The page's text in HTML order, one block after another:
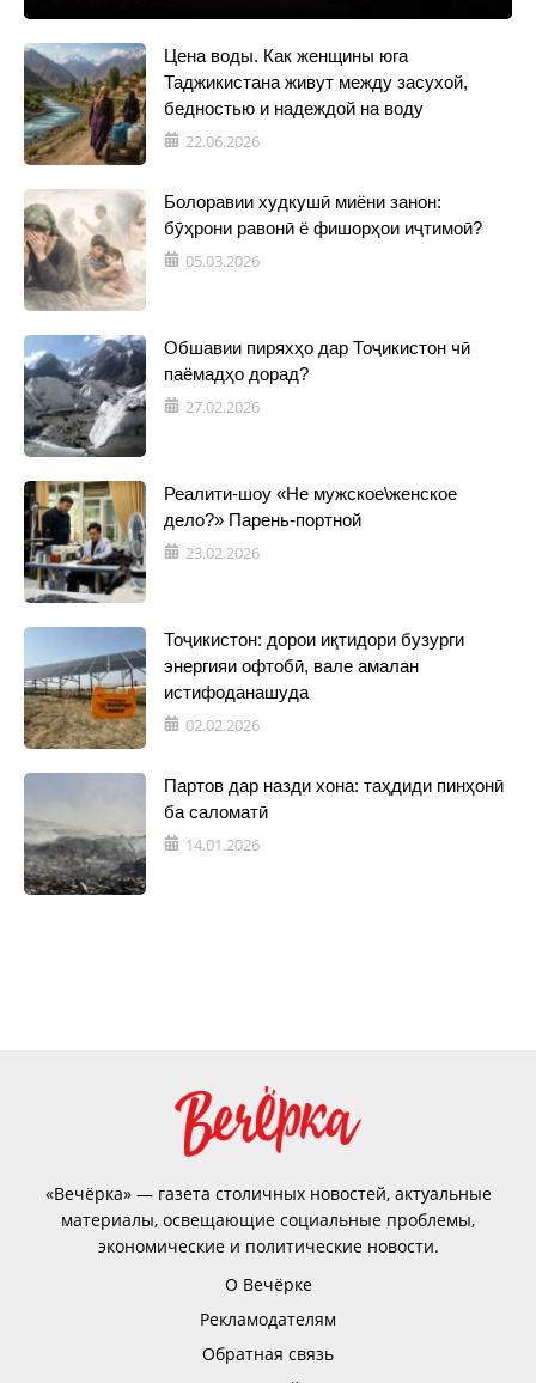
Цена воды. Как женщины юга
Таджикистана живут между засухой,
бедностью и надеждой на воду
22.06.2026
Болоравии худкушӣ миёни занон:
бӯҳрони равонӣ ё фишорҳои иҷтимоӣ?
05.03.2026
Обшавии пиряхҳо дар Тоҷикистон чӣ
паёмадҳо дорад?
27.02.2026
Реалити-шоу «Не мужское\женское
дело?» Парень-портной
23.02.2026
Тоҷикистон: дорои иқтидори бузурги
энергияи офтобӣ, вале амалан
истифоданашуда
02.02.2026
Партов дар назди хона: таҳдиди пинҳонӣ
ба саломатӣ
14.01.2026
«Вечёрка» — газета столичных новостей, актуальные
материалы, освещающие социальные проблемы,
экономические и политические новости.
О Вечёрке
Рекламодателям
Обратная связь